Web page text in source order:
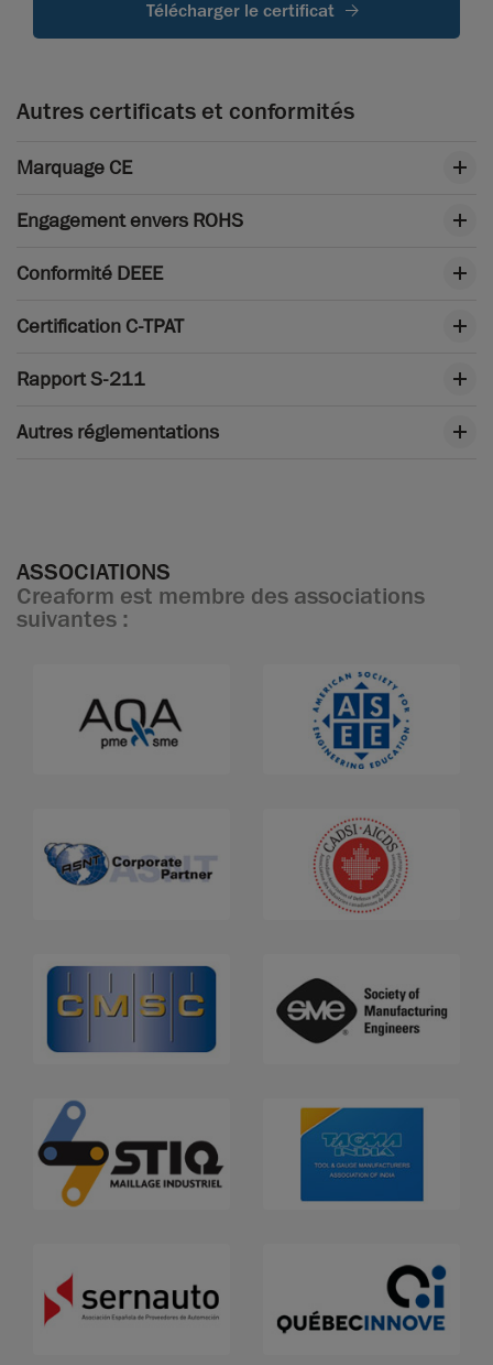
Télécharger le certificat
Autres certificats et conformités
Marquage CE
Engagement envers ROHS
Conformité DEEE
Certification C-TPAT
Rapport S-211
Autres réglementations
ASSOCIATIONS
Creaform est membre des associations
suivantes :